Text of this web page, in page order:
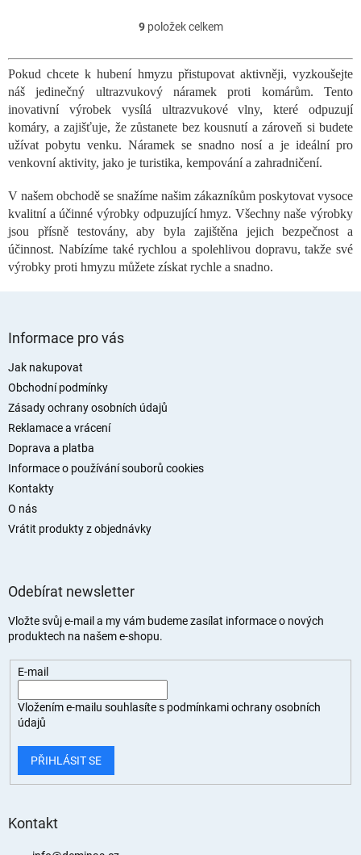
O
l
á
d
a
c
í
p
r
v
k
y
v
ý
p
9položek celkem
Pokud chcete k hubení hmyzu přistupovat aktivněji, vyzkoušejte
náš jedinečný ultrazvukový náramek proti komárům. Tento
inovativní výrobek vysílá ultrazvukové vlny, které odpuzují
komáry, a zajišťuje, že zůstanete bez kousnutí a zároveň si budete
užívat pobytu venku. Náramek se snadno nosí a je ideální pro
venkovní aktivity, jako je turistika, kempování a zahradničení.
V našem obchodě se snažíme našim zákazníkům poskytovat vysoce
kvalitní a účinné výrobky odpuzující hmyz. Všechny naše výrobky
jsou přísně testovány, aby byla zajištěna jejich bezpečnost a
účinnost. Nabízíme také rychlou a spolehlivou dopravu, takže své
výrobky proti hmyzu můžete získat rychle a snadno.
Informace pro vás
Jak nakupovat
Obchodní podmínky
Zásady ochrany osobních údajů
Reklamace a vrácení
Doprava a platba
Informace o používání souborů cookies
Kontakty
O nás
Vrátit produkty z objednávky
Odebírat newsletter
Vložte svůj e-mail a my vám budeme zasílat informace o nových
produktech na našem e-shopu.
E-mail
Vložením e-mailu souhlasíte s podmínkami ochrany osobních
údajů
PŘIHLÁSIT SE
Kontakt